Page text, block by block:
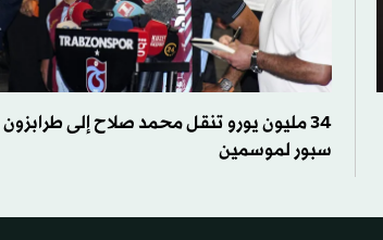
34 مليون يورو تنقل محمد صلاح إلى طرابزون
سبور لموسمين